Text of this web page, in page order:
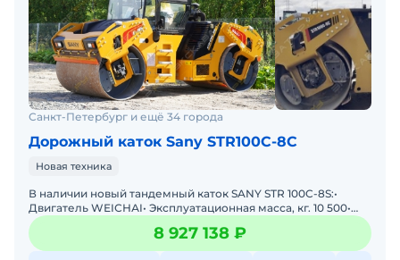
Санкт-Петербург и ещё 34 города
Дорожный каток Sany STR100C-8C
Новая техника
В наличии новый тандемный каток SANY STR 100C-8S:•
Двигатель WЕIСНАI• Эксплуатационная масса, кг. 10 500•
Нагрузка на ось, переднею, кг. 5 250&bu
8 927 138 ₽